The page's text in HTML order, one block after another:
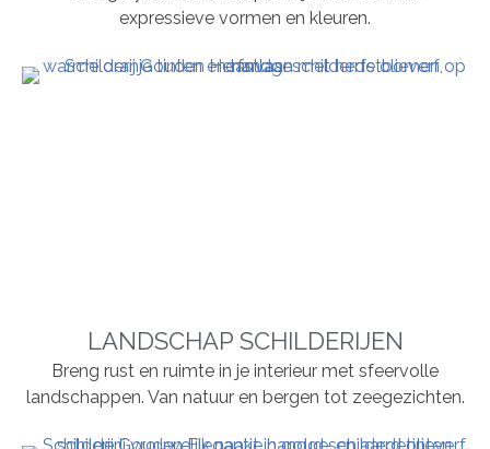
expressieve vormen en kleuren.
LANDSCHAP SCHILDERIJEN
Breng rust en ruimte in je interieur met sfeervolle
landschappen. Van natuur en bergen tot zeegezichten.